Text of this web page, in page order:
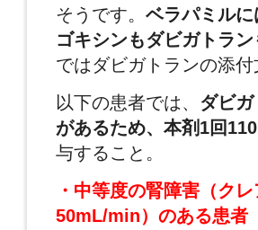
そうです。 ベラパミル
ゴキシンもダビガトラ
ではダビガトランの添
以下の患者では、
ダビ
があるため、本剤1回
与すること。
・中等度の腎障害（ク
50mL/min）のある患者